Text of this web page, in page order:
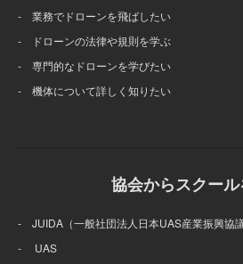
- 業務でドローンを飛ばしたい
- ドローンの法律や規則を学ぶ
- 専門的なドローンを学びたい
- 機体について詳しく知りたい
協会からスクー
- JUIDA（一般社団法人日本UAS産業振興協議
- UAS